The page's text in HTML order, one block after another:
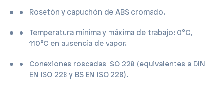
Rosetón y capuchón de ABS cromado.
Temperatura mínima y máxima de trabajo: 0°C,
110°C en ausencia de vapor.
Conexiones roscadas ISO 228 (equivalentes a DIN
EN ISO 228 y BS EN ISO 228).